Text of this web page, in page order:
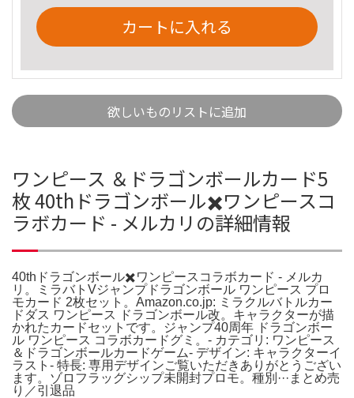
カートに入れる
欲しいものリストに追加
ワンピース ＆ドラゴンボールカード5
枚 40thドラゴンボール✖️ワンピースコ
ラボカード - メルカリの詳細情報
40thドラゴンボール✖️ワンピースコラボカード - メルカ
リ。ミラバトVジャンプドラゴンボール ワンピース プロ
モカード 2枚セット。Amazon.co.jp: ミラクルバトルカー
ドダス ワンピース ドラゴンボール改。キャラクターが描
かれたカードセットです。ジャンプ40周年 ドラゴンボー
ル ワンピース コラボカードグミ。- カテゴリ: ワンピース
＆ドラゴンボールカードゲーム- デザイン: キャラクターイ
ラスト- 特長: 専用デザインご覧いただきありがとうござい
ます。ゾロフラッグシップ未開封プロモ。種別···まとめ売
り／引退品